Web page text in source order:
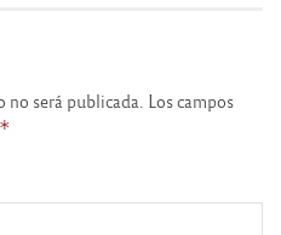
será publicada. Los campos
*